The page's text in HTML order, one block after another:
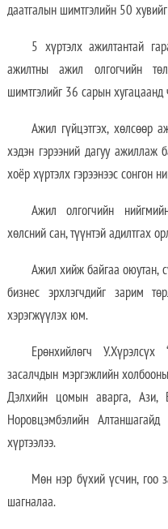
даатгалын шимтгэлийн 50
5 хүртэлх ажилтантай
ажилтны ажил олгогчийн
шимтгэлийг 36 сарын хугацаанд
Ажил гүйцэтгэх, хөлсөөр
хэдэн гэрээний дагуу ажиллаж
хоёр хүртэлх гэрээнээс сонгон
Ажил олгогчийн
хөлсний сан, түүнтэй адилтгах
Ажил хийж байгаа оюутан,
бизнес эрхлэгчдийг зарим
хэрэгжүүлэх юм.
Ерөнхийлөгч
засалчдын мэргэжлийн
Дэлхийн цомын аварга, Ази,
Норовцэмбэлийн
хүртээлээ.
Мөн нэр бүхий үсчин, гоо
шагналаа.